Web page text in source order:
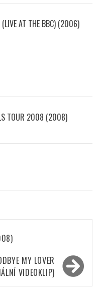
(LIVE AT THE BBC) (2006)
TOUR 2008 (2008)
MY LOVER
VIDEOKLIP)